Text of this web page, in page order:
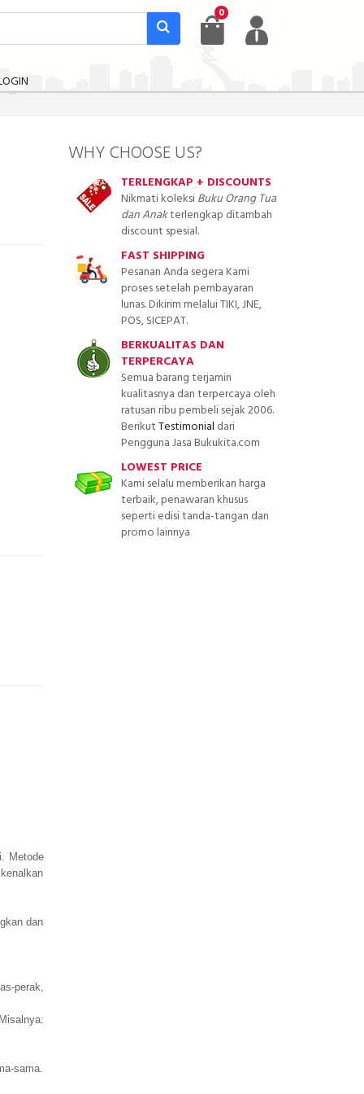
0
Metode
dan
perak,
sama.
WHY CHOOSE US?
TERLENGKAP + DISCOUNTS
Nikmati koleksiBuku Orang Tua
dan Anakterlengkap ditambah
discount spesial.
FAST SHIPPING
Pesanan Anda segera Kami
proses setelah pembayaran
lunas. Dikirim melalui TIKI, JNE,
POS, SICEPAT.
BERKUALITAS DAN
TERPERCAYA
Semua barang terjamin
kualitasnya dan terpercaya oleh
ratusan ribu pembeli sejak 2006.
BerikutTestimonial dari
Pengguna Jasa Bukukita.com
LOWEST PRICE
Kami selalu memberikan harga
terbaik, penawaran khusus
seperti edisi tanda-tangan dan
promo lainnya